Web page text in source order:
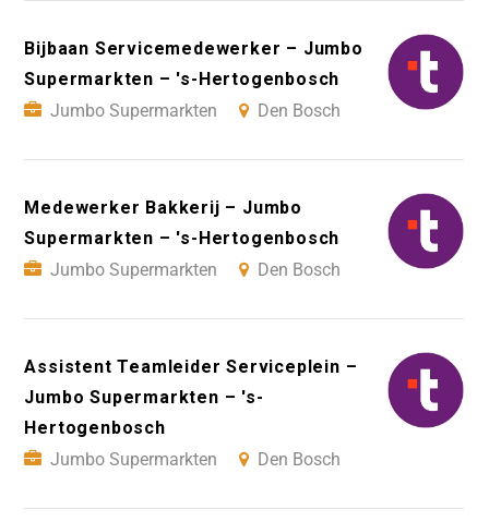
Bijbaan Servicemedewerker – Jumbo
Supermarkten – 's-Hertogenbosch
Jumbo Supermarkten
Den Bosch
Medewerker Bakkerij – Jumbo
Supermarkten – 's-Hertogenbosch
Jumbo Supermarkten
Den Bosch
Assistent Teamleider Serviceplein –
Jumbo Supermarkten – 's-
Hertogenbosch
Jumbo Supermarkten
Den Bosch